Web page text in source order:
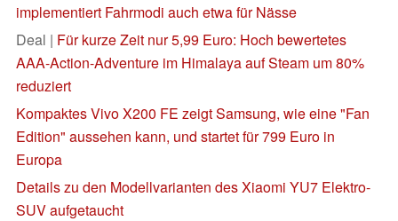
implementiert Fahrmodi auch etwa für Nässe
Deal | Für kurze Zeit nur 5,99 Euro: Hoch bewertetes
AAA-Action-Adventure im Himalaya auf Steam um 80%
reduziert
Kompaktes Vivo X200 FE zeigt Samsung, wie eine "Fan
Edition" aussehen kann, und startet für 799 Euro in
Europa
Details zu den Modellvarianten des Xiaomi YU7 Elektro-
SUV aufgetaucht